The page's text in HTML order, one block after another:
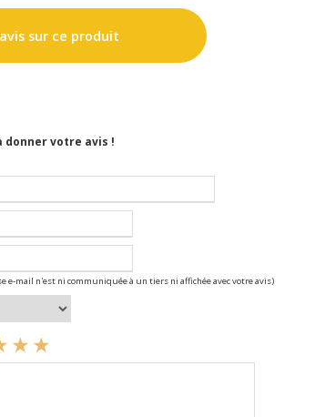
sur ce produit
donner votre avis !
e-mail n'est ni communiquée à un tiers ni affichée avec votre avis)